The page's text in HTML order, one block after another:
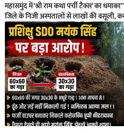
महासमुंद में ‘श्री राम कथा पर्ची टैक्स’ का
जिले के निजी अस्पतालों से लाखों की वसूली,